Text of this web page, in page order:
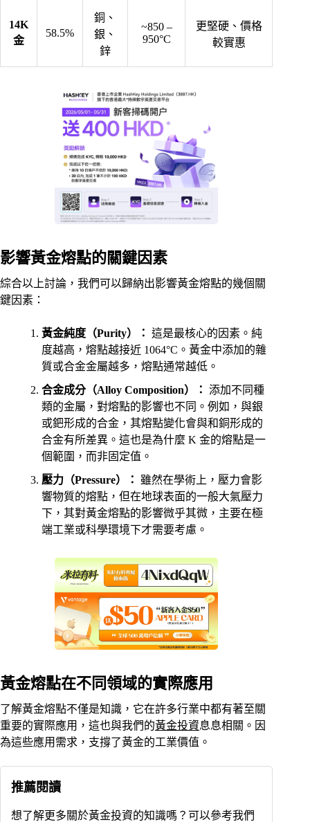
14K
金
58.5%
銅、
銀、
鋅
~850 –
950°C
更堅硬、價格
較實惠
影響黃金熔點的關鍵因素
綜合以上討論，我們可以歸納出影響黃金熔點的幾個關
鍵因素：
黃金純度（Purity）： 這是最核心的因素。純
度越高，熔點越接近 1064°C。黃金中添加的雜
質或合金金屬越多，熔點通常越低。
合金成分（Alloy Composition）： 添加不同種
類的金屬，對熔點的影響也不同。例如，與銀
或鈀形成的合金，其熔點變化會與和銅形成的
合金有所差異。這也是為什麼 K 金的熔點是一
個範圍，而非固定值。
壓力（Pressure）：
雖然在學術上，壓力會影
響物質的熔點，但在地球表面的一般大氣壓力
下，其對黃金熔點的影響微乎其微，主要在極
端工業或科學環境下才需要考慮。
黃金熔點在不同領域的實際應用
了解黃金熔點不僅是知識，它在許多行業中都有著至關
重要的實際應用，這也與我們的黃金投資息息相關。因
為這些應用需求，支撐了黃金的工業價值。
推薦閱讀
想了解更多關於黃金投資的知識嗎？可以參考我們